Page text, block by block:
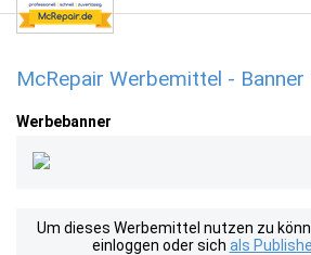
McRepair Werbemittel -
Werbebanner
Um dieses Werbemittel nutzen zu
einloggen oder sich als